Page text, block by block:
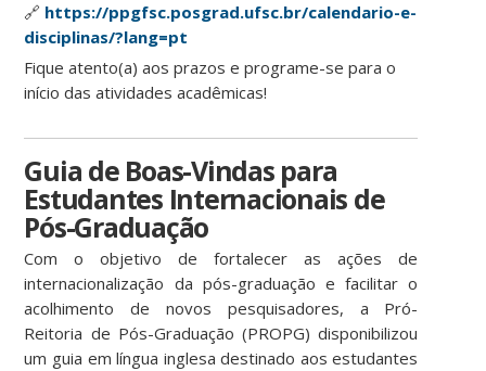
🔗 https://ppgfsc.posgrad.ufsc.br/calendario-e-
disciplinas/?lang=pt
Fique atento(a) aos prazos e programe-se para o
início das atividades acadêmicas!
Guia de Boas-Vindas para
Estudantes Internacionais de
Pós-Graduação
Com o objetivo de fortalecer as ações de
internacionalização da pós-graduação e facilitar o
acolhimento de novos pesquisadores, a Pró-
Reitoria de Pós-Graduação (PROPG) disponibilizou
um guia em língua inglesa destinado aos estudantes